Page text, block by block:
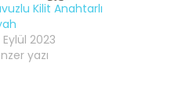
Kilit Anahtarlı
Eylül 2023
yazı